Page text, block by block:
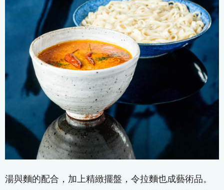
湯與麵的配合，加上精緻擺盤，令拉麵也成藝術品。